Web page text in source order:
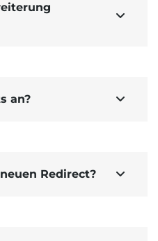

an? 
Redirect? 